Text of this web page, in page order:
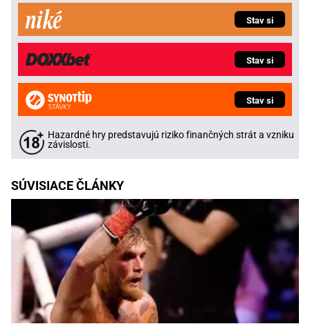
Stav si
Stav si
Stav si
Hazardné hry predstavujú riziko finančných strát a vzniku
závislosti.
SÚVISIACE ČLÁNKY